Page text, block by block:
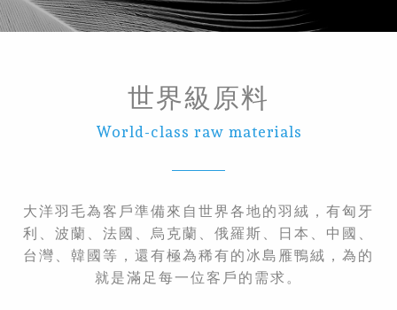
世界級原料
World-class raw materials
大洋羽毛為客戶準備來自世界各地的羽絨，有匈牙
利、波蘭、法國、烏克蘭、俄羅斯、日本、中國、
台灣、韓國等，還有極為稀有的冰島雁鴨絨，為的
就是滿足每一位客戶的需求。